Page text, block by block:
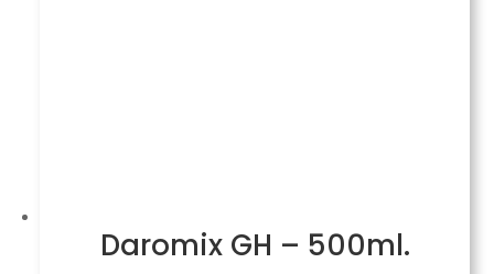
Daromix GH – 500ml.